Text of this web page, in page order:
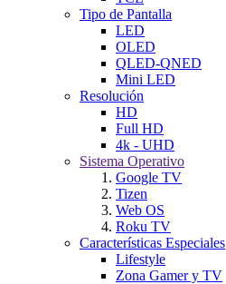
Tipo de Pantalla
LED
OLED
QLED-QNED
Mini LED
Resolución
HD
Full HD
4k - UHD
Sistema Operativo
Google TV
Tizen
Web OS
Roku TV
Características Especiales
Lifestyle
Zona Gamer y TV